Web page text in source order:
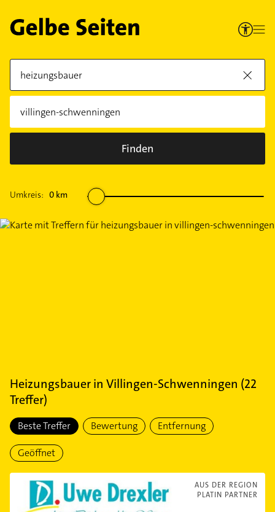
Finden
Umkreis: 0 km
Heizungsbauerin Villingen-Schwenningen (22
Treffer)
Beste Treffer Bewertung Entfernung
Geöffnet
AUS DER REGION
PLATIN PARTNER